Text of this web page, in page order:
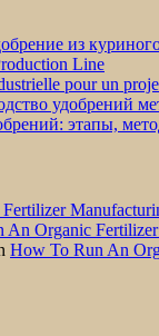
из
Line
pour un
удобрений
этапы,
An Organic
How To Run An